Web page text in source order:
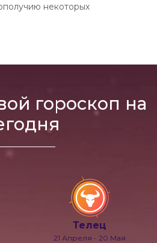
некоторых
гороскоп на
Телец
21 Апреля - 20 Мая